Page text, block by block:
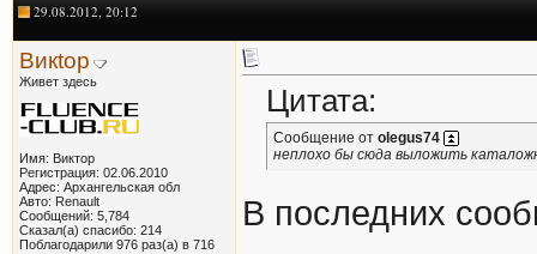
29.08.2012, 20:12
Викtор
Живет здесь
Имя: Виктор
Регистрация: 02.06.2010
Адрес: Архангельская обл
Авто: Renault
Сообщений: 5,784
Сказал(а) спасибо: 214
Поблагодарили 976 раз(а) в 716
Цитата:
Сообщение от olegus74
неплохо бы сюда выложить
В последних